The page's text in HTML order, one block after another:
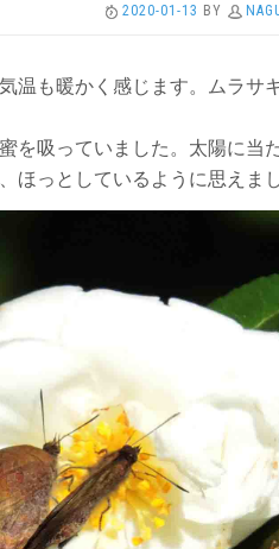
2020-01-13 BY
温も暖かく感じます。ムラサ
吸っていました。太陽に当
っとしているように思えまし